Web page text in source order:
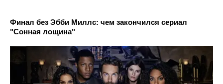
Финал без Эбби Миллс: чем закончился сериал
"Сонная лощина"